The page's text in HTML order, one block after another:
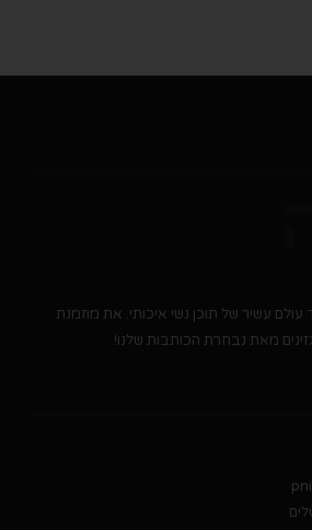
עשיר של תוכן נשי איכותי. את מוזמנת
מאת נבחרת הכותבות שלנו!